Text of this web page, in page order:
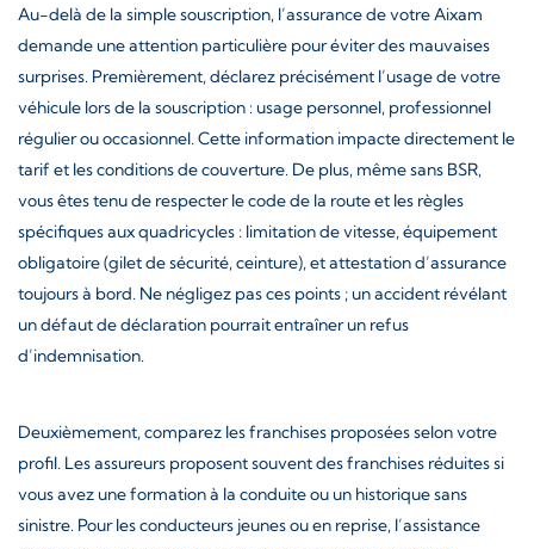
Au-delà de la simple souscription, l’assurance de votre Aixam
demande une attention particulière pour éviter des mauvaises
surprises. Premièrement, déclarez précisément l’usage de votre
véhicule lors de la souscription : usage personnel, professionnel
régulier ou occasionnel. Cette information impacte directement le
tarif et les conditions de couverture. De plus, même sans BSR,
vous êtes tenu de respecter le code de la route et les règles
spécifiques aux quadricycles : limitation de vitesse, équipement
obligatoire (gilet de sécurité, ceinture), et attestation d’assurance
toujours à bord. Ne négligez pas ces points ; un accident révélant
un défaut de déclaration pourrait entraîner un refus
d’indemnisation.
Deuxièmement, comparez les franchises proposées selon votre
profil. Les assureurs proposent souvent des franchises réduites si
vous avez une formation à la conduite ou un historique sans
sinistre. Pour les conducteurs jeunes ou en reprise, l’assistance